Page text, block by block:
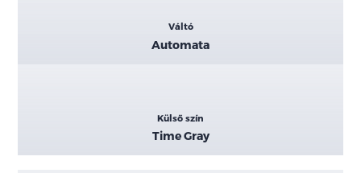
Váltó
Automata
Külső szín
Time Gray